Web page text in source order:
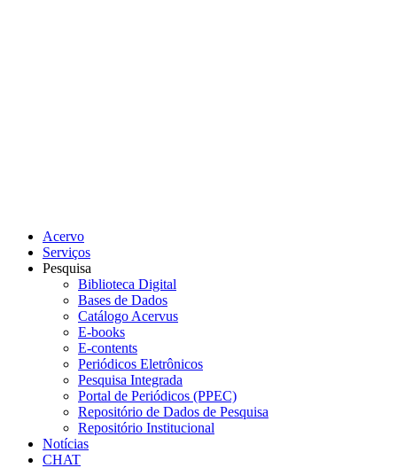
Acervo
Serviços
Pesquisa
Biblioteca Digital
Bases de Dados
Catálogo Acervus
E-books
E-contents
Periódicos Eletrônicos
Pesquisa Integrada
Portal de Periódicos (PPEC)
Repositório de Dados de Pesquisa
Repositório Institucional
Notícias
CHAT